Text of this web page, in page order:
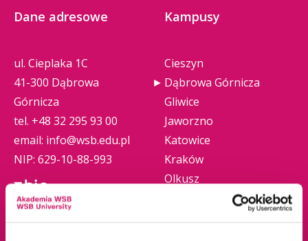
Dane adresowe
ul. Cieplaka 1C
41-300 Dąbrowa
Górnicza
tel. +48 32 295 93 00
email: info@wsb.edu.pl
NIP: 629-10-88-993
Kampusy
Cieszyn
Dąbrowa Górnicza
Gliwice
Jaworzno
Katowice
Kraków
Olkusz